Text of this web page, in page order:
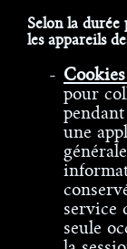
Selon la durée
les appareils
pour
une
service
seule